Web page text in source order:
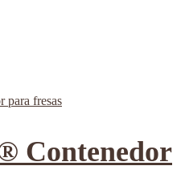
Contenedor